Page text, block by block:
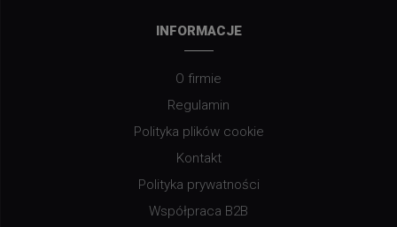
INFORMACJE
O firmie
Regulamin
Polityka plików cookie
Kontakt
Polityka prywatności
Współpraca B2B